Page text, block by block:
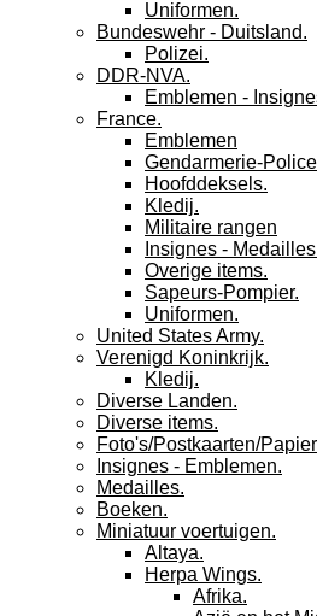
Uniformen.
Bundeswehr - Duitsland.
Polizei.
DDR-NVA.
Emblemen -
France.
Emblemen
Gendarmerie-
Hoofddeksels.
Kledij.
Militaire rangen
Insignes -
Overige items.
Sapeurs-Pompier.
Uniformen.
United States Army.
Verenigd Koninkrijk.
Kledij.
Diverse Landen.
Diverse items.
Foto's/Postkaarten/
Insignes - Emblemen.
Medailles.
Boeken.
Miniatuur voertuigen.
Altaya.
Herpa Wings.
Afrika.